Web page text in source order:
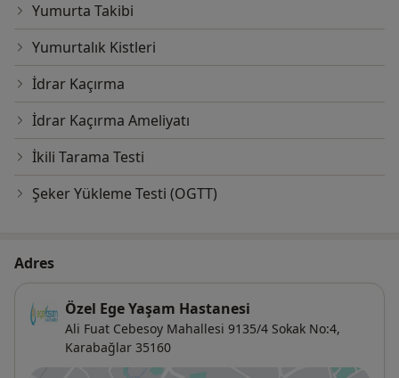
Yumurta Takibi
Yumurtalık Kistleri
İdrar Kaçırma
İdrar Kaçırma Ameliyatı
İkili Tarama Testi
Şeker Yükleme Testi (OGTT)
Adres
Özel Ege Yaşam Hastanesi
Ali Fuat Cebesoy Mahallesi 9135/4 Sokak No:4,
Karabağlar 35160